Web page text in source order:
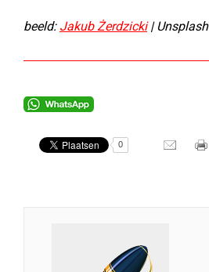
beeld: Jakub Żerdzicki| Unsplash
0